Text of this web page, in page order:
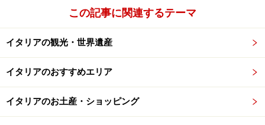
この記事に関連するテーマ
イタリアの観光・世界遺産
イタリアのおすすめエリア
イタリアのお土産・ショッピング